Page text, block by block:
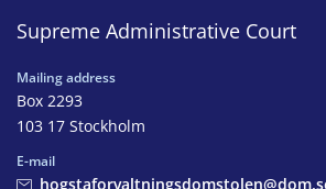
Supreme Administrative Court
Mailing address
Box 2293
103 17 Stockholm
E-mail